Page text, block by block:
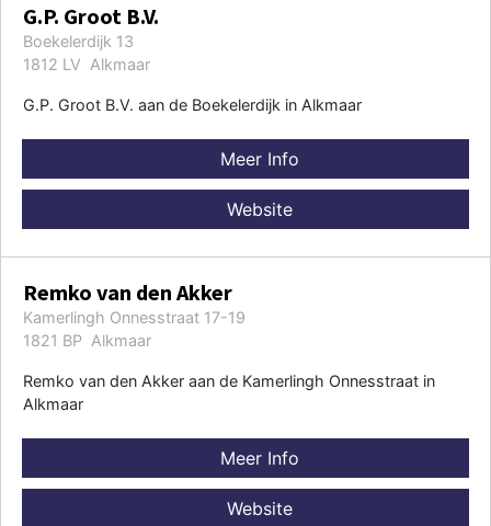
G.P. Groot B.V.
Boekelerdijk 13
1812 LV Alkmaar
G.P. Groot B.V. aan de Boekelerdijk in Alkmaar
Meer Info
Website
Remko van den Akker
Kamerlingh Onnesstraat 17-19
1821 BP Alkmaar
Remko van den Akker aan de Kamerlingh Onnesstraat in
Alkmaar
Meer Info
Website